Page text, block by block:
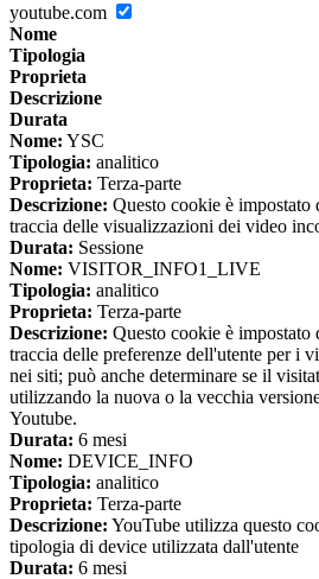
youtube.com
Nome
Tipologia
Proprieta
Descrizione
Durata
Nome: YSC
Tipologia: analitico
Proprieta: Terza-parte
Descrizione: Questo cookie è impostato
traccia delle visualizzazioni dei video
Durata: Sessione
Nome: VISITOR_INFO1_LIVE
Tipologia: analitico
Proprieta: Terza-parte
Descrizione: Questo cookie è impostato
traccia delle preferenze dell'utente per i
nei siti; può anche determinare se il
utilizzando la nuova o la vecchia
Youtube.
Durata: 6 mesi
Nome: DEVICE_INFO
Tipologia: analitico
Proprieta: Terza-parte
Descrizione: YouTube utilizza questo
tipologia di device utilizzata dall'utente
Durata: 6 mesi